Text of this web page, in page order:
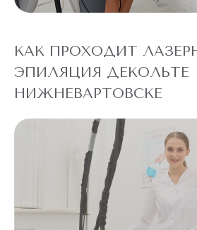
КАК ПРОХОДИТ
ЭПИЛЯЦИЯ ДЕКОЛЬТЕ
НИЖНЕВАРТОВСКЕ